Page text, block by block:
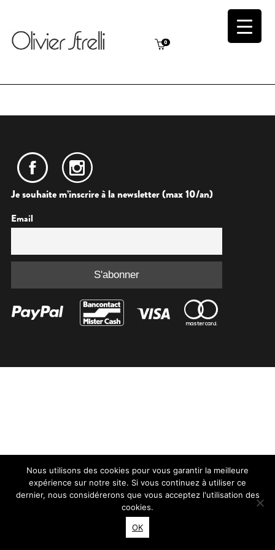
0
Je souhaite m’inscrire à la newsletter (max 10/an)
Email
Nous utilisons des cookies pour vous garantir la meilleure
expérience sur notre site. Si vous continuez à utiliser ce
dernier, nous considérerons que vous acceptez l'utilisation des
cookies.
OK